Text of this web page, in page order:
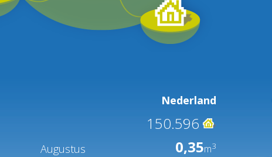
Nederland
150.596
Augustus 0,35m3